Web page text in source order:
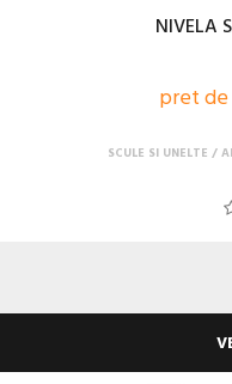
NIVELA
pret
SCULE SI UNELTE